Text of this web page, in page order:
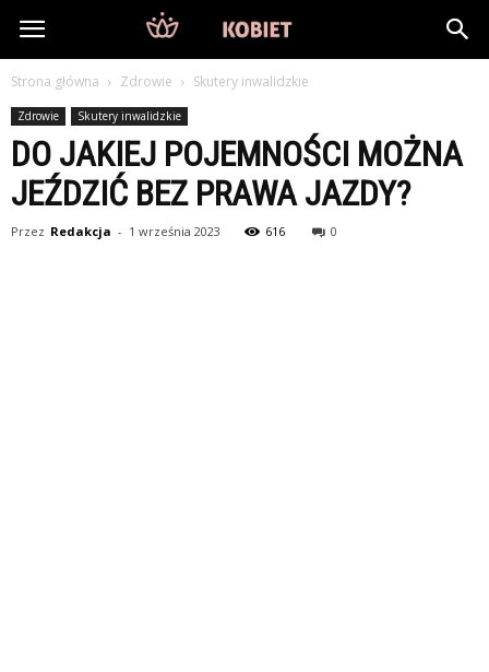
DlaKobiet24.pl
Strona główna Zdrowie Skutery inwalidzkie
Zdrowie Skutery inwalidzkie
DO JAKIEJ POJEMNOŚCI MOŻNA
JEŹDZIĆ BEZ PRAWA JAZDY?
Przez Redakcja - 1 września 2023 616 0